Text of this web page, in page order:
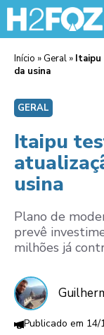
Início » Geral » Itaipu
da usina
GERAL
Itaipu
usina
Plano de
prevê
milhões já
14/